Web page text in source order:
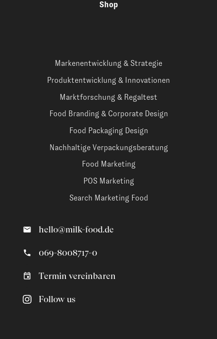
Shop
Markenentwicklung & Strategie
Produktentwicklung & Innovationen
Marktforschung & Regaltest
Food Branding & Corporate Design
Food Packaging Design
Nachhaltige Verpackungsberatung
Food Marketing
POS Marketing
Search Marketing Food
hello@milk-food.de
069-8008717-0
Termin vereinbaren
Follow us